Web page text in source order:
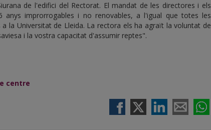
de l'edifici del Rectorat. El mandat de les directores i els
improrrogables i no renovables, a l'igual que totes les
la Universitat de Lleida. La rectora els ha agraït la voluntat de
i la vostra capacitat d'assumir reptes".
centre